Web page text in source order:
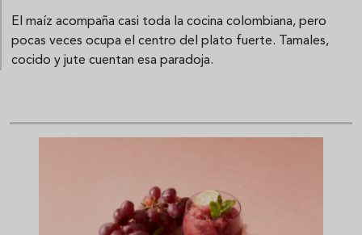
El maíz acompaña casi toda la cocina colombiana, pero
pocas veces ocupa el centro del plato fuerte. Tamales,
cocido y jute cuentan esa paradoja.